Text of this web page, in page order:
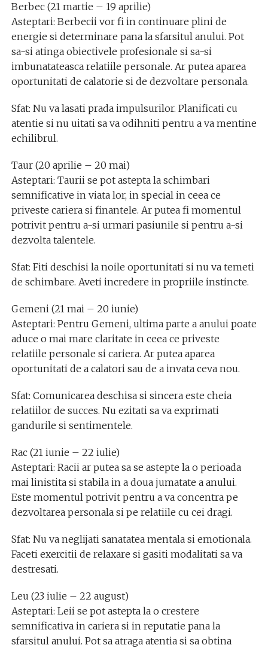
Berbec (21 martie – 19 aprilie)
Asteptari: Berbecii vor fi in continuare plini de
energie si determinare pana la sfarsitul anului. Pot
sa-si atinga obiectivele profesionale si sa-si
imbunatateasca relatiile personale. Ar putea aparea
oportunitati de calatorie si de dezvoltare personala.
Sfat: Nu va lasati prada impulsurilor. Planificati cu
atentie si nu uitati sa va odihniti pentru a va mentine
echilibrul.
Taur (20 aprilie – 20 mai)
Asteptari: Taurii se pot astepta la schimbari
semnificative in viata lor, in special in ceea ce
priveste cariera si finantele. Ar putea fi momentul
potrivit pentru a-si urmari pasiunile si pentru a-si
dezvolta talentele.
Sfat: Fiti deschisi la noile oportunitati si nu va temeti
de schimbare. Aveti incredere in propriile instincte.
Gemeni (21 mai – 20 iunie)
Asteptari: Pentru Gemeni, ultima parte a anului poate
aduce o mai mare claritate in ceea ce priveste
relatiile personale si cariera. Ar putea aparea
oportunitati de a calatori sau de a invata ceva nou.
Sfat: Comunicarea deschisa si sincera este cheia
relatiilor de succes. Nu ezitati sa va exprimati
gandurile si sentimentele.
Rac (21 iunie – 22 iulie)
Asteptari: Racii ar putea sa se astepte la o perioada
mai linistita si stabila in a doua jumatate a anului.
Este momentul potrivit pentru a va concentra pe
dezvoltarea personala si pe relatiile cu cei dragi.
Sfat: Nu va neglijati sanatatea mentala si emotionala.
Faceti exercitii de relaxare si gasiti modalitati sa va
destresati.
Leu (23 iulie – 22 august)
Asteptari: Leii se pot astepta la o crestere
semnificativa in cariera si in reputatie pana la
sfarsitul anului. Pot sa atraga atentia si sa obtina